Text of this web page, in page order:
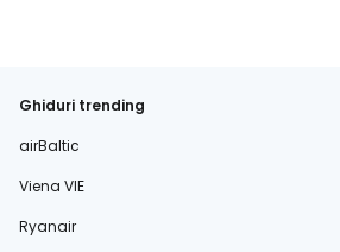
Ghiduri trending
airBaltic
Viena VIE
Ryanair